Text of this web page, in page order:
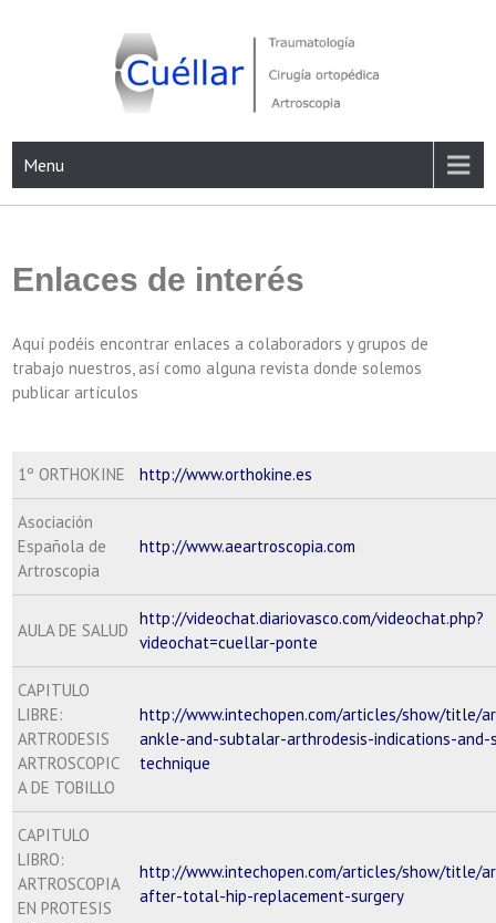
Menu
Enlaces de interés
Aquí podéis encontrar enlaces a colaboradors y grupos de
trabajo nuestros, así como alguna revista donde solemos
publicar artículos
1º ORTHOKINE http://www.orthokine.es
Asociación
Española de
Artroscopia
http://www.aeartroscopia.com
AULA DE SALUD
http://videochat.diariovasco.com/videochat.php?
videochat=cuellar-ponte
CAPITULO
LIBRE:
ARTRODESIS
ARTROSCOPIC
A DE TOBILLO
http://www.intechopen.com/articles/show/title/
ankle-and-subtalar-arthrodesis-indications-and-
technique
CAPITULO
LIBRO:
ARTROSCOPIA
EN PROTESIS
http://www.intechopen.com/articles/show/title/
after-total-hip-replacement-surgery